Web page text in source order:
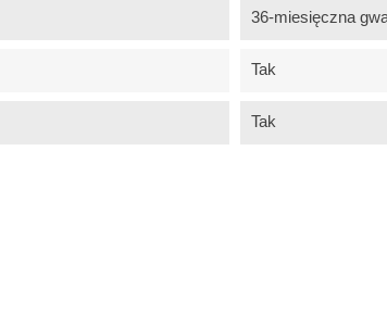
36-miesięczna
Tak
Tak